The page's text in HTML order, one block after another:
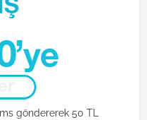
göndererek 50 TL